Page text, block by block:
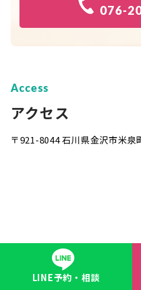
076-
Access
アクセス
〒921-8044 石川県金沢市米泉
LINE予約・相談